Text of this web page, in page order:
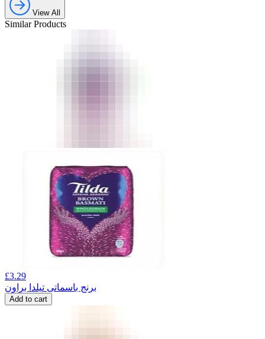
View All
Similar Products
£3.29
برنج باسماتی تیلدا براون
Add to cart